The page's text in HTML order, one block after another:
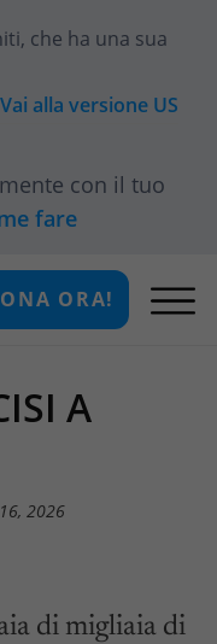
, che ha una sua
Vai alla versione US
con il tuo
fare
ORA!
A
2026
di migliaia di